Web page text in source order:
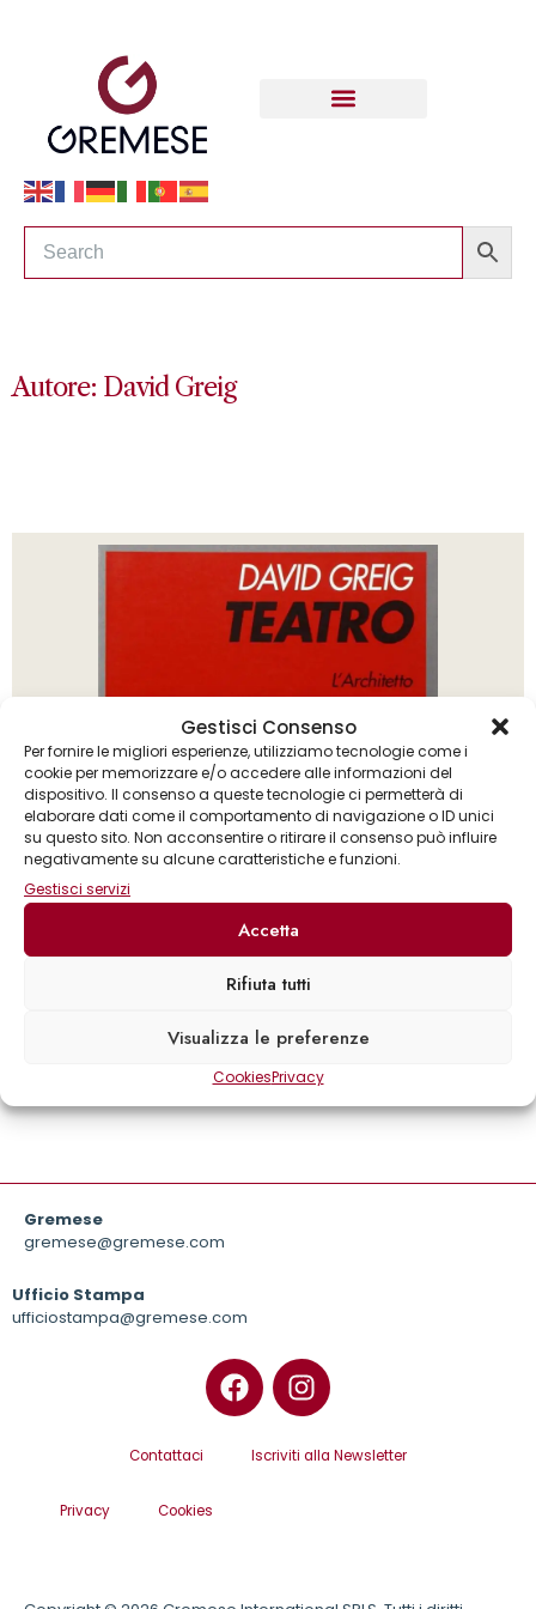
Gestisci Consenso
Per fornire le migliori esperienze, utilizziamo tecnologie come i
cookie per memorizzare e/o accedere alle informazioni del
dispositivo. Il consenso a queste tecnologie ci permetterà di
elaborare dati come il comportamento di navigazione o ID unici
su questo sito. Non acconsentire o ritirare il consenso può influire
negativamente su alcune caratteristiche e funzioni.
Gestisci servizi
Accetta
Rifiuta tutti
Visualizza le preferenze
CookiesPrivacy
Autore: David Greig
David Greig
Gremese
gremese@gremese.com
Ufficio Stampa
ufficiostampa@gremese.com
Contattaci Iscriviti alla Newsletter
Privacy Cookies